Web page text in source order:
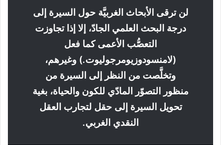
لن ترقى الأبحاث الغربيَّة حول السيرة إلى
درجة البحث العلمي الجادّ، إلا إذا تجاوزت
التعصُّب الأعمى كما فعل
(لامنسودوزيومرجوليوت.) وغيرهم،
وتخلَّصت من النظر إلى السيرة من
منظور التصوّر المادّي للكون والحياة، بغية
تحويل السيرة إلى حقل لتجارب العقل
النقدي الغربي.